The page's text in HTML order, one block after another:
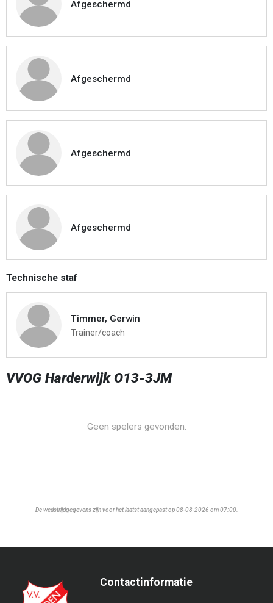
Afgeschermd
Afgeschermd
Afgeschermd
Afgeschermd
Technische staf
Timmer, Gerwin
Trainer/coach
VVOG Harderwijk O13-3JM
Geen spelers gevonden.
De wedstrijdgegevens zijn voor het laatst aangepast op 08-08-2026 om 07:00.
Contactinformatie